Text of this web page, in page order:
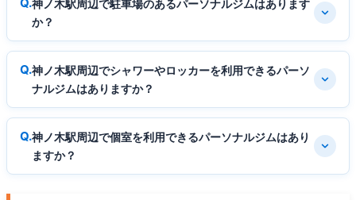
神ノ木駅周辺で駐車場のあるパーソナルジムはあります
か？
神ノ木駅周辺でシャワーやロッカーを利用できるパーソ
ナルジムはありますか？
神ノ木駅周辺で個室を利用できるパーソナルジムはあり
ますか？